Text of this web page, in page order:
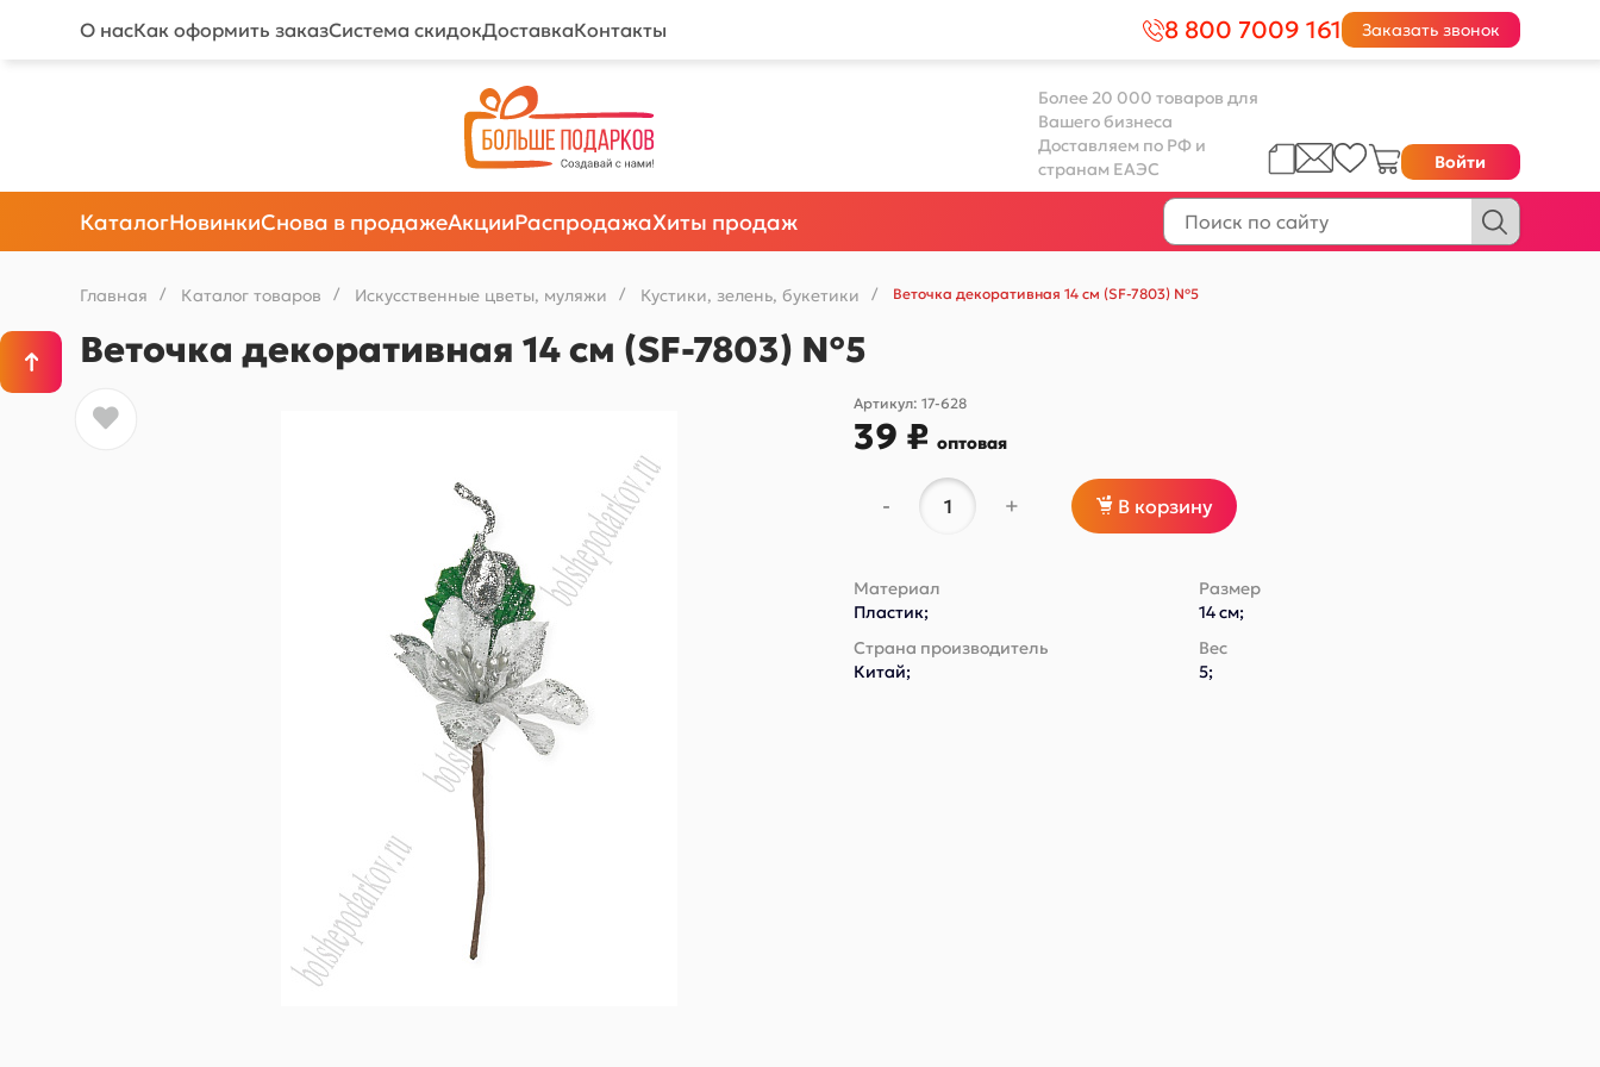
О насКак оформить заказСистема скидокДоставкаКонтакты 8 800 7009 161 Заказать звонок
Более 20 000 товаров для
Вашего бизнеса
Доставляем по РФ и
странам ЕАЭС
Войти
КаталогНовинкиСнова в продажеАкцииРаспродажаХиты продаж
Главная / Каталог товаров / Искусственные цветы, муляжи / Кустики, зелень, букетики / Веточка декоративная 14 см (SF-7803) №5
Веточка декоративная 14 см (SF-7803) №5
Артикул:17-628
39 ₽оптовая
- + В корзину
Материал
Пластик;
Размер
14 см;
Страна производитель
Китай;
Вес
5;